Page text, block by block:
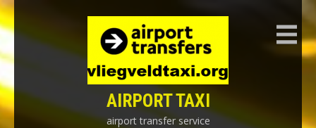
Skip
to
content
AIRPORT TAXI
airport transfer service